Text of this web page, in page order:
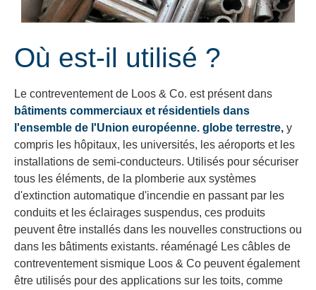
Où est-il utilisé ?
Le contreventement de Loos & Co. est présent dans
bâtiments commerciaux et résidentiels dans
l'ensemble de l'Union européenne. globe terrestre, y
compris les hôpitaux, les universités, les aéroports et les
installations de semi-conducteurs. Utilisés pour sécuriser
tous les éléments, de la plomberie aux systèmes
d'extinction automatique d'incendie en passant par les
conduits et les éclairages suspendus, ces produits
peuvent être installés dans les nouvelles constructions ou
dans les bâtiments existants. réaménagé Les câbles de
contreventement sismique Loos & Co peuvent également
être utilisés pour des applications sur les toits, comme